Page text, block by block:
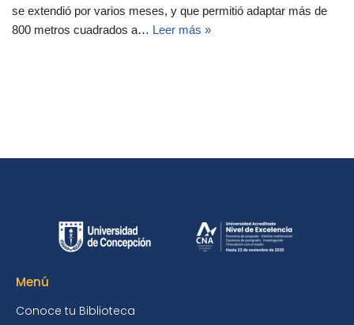
se extendió por varios meses, y que permitió adaptar más de
800 metros cuadrados a… Leer más »
Menú
Conoce tu Biblioteca